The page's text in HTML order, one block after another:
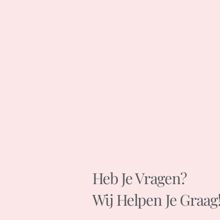
Heb Je Vragen?
Wij Helpen Je